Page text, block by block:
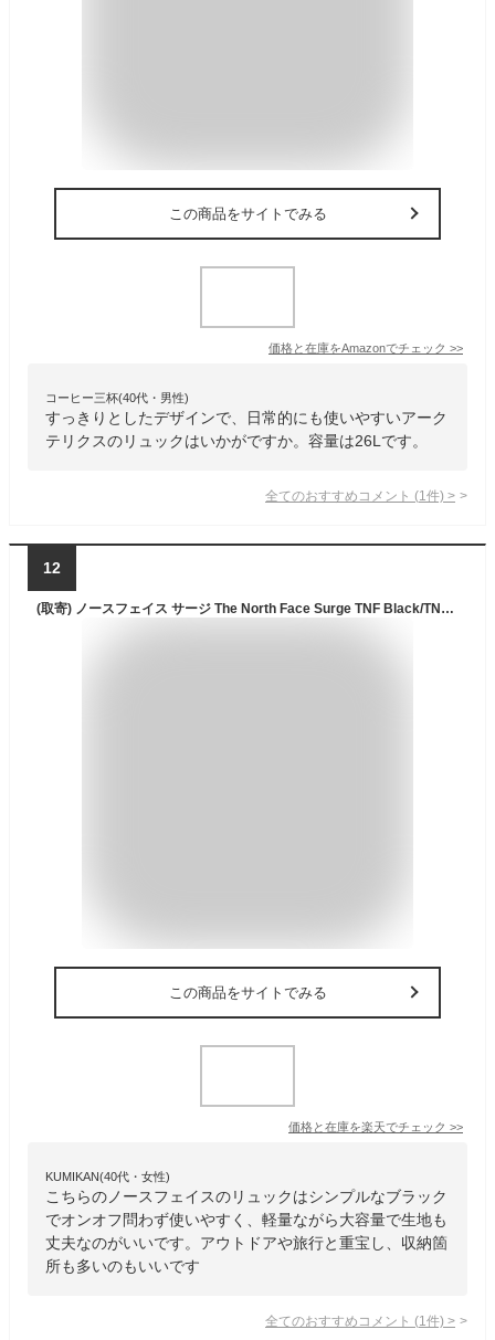
この商品をサイトでみる
価格と在庫をAmazonでチェック >>
コーヒー三杯(40代・男性)
すっきりとしたデザインで、日常的にも使いやすいアーク
テリクスのリュックはいかがですか。容量は26Lです。
全てのおすすめコメント (1 件) >
12
(取寄) ノースフェイス サージ The North Face Surge TNF Black/TNF Black-NPF
この商品をサイトでみる
価格と在庫を楽天でチェック >>
KUMIKAN(40代・女性)
こちらのノースフェイスのリュックはシンプルなブラック
でオンオフ問わず使いやすく、軽量ながら大容量で生地も
丈夫なのがいいです。アウトドアや旅行と重宝し、収納箇
所も多いのもいいです
全てのおすすめコメント (1 件) >